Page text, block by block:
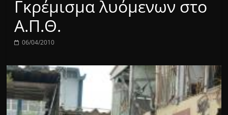
1431AM
Γκρέμισμα λυόμενων στο
Α.Π.Θ.
06/04/2010